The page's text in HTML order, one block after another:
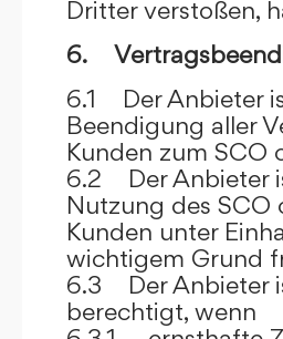
Dritter verstoßen,
6.
6.1 Der Anbieter
Beendigung aller
Kunden zum SCO
6.2 Der Anbieter
Nutzung des SCO
Kunden unter
wichtigem Grund
6.3 Der Anbieter
berechtigt, wenn